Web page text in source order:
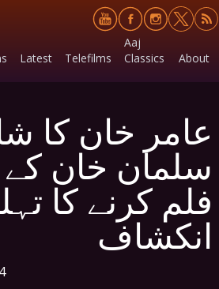
Latest Telefilms
Aaj
Classics
About
عامر خان کا
سلمان خان
فلم کرنے کا
انکشاف